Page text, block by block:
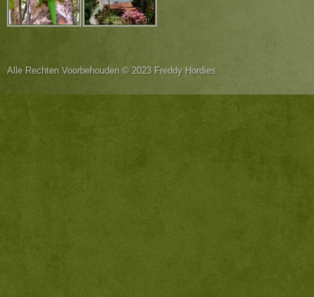
Alle Rechten Voorbehouden © 2023 Freddy Hordies